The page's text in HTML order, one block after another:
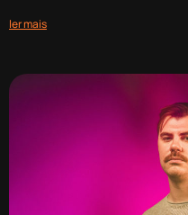
ler mais